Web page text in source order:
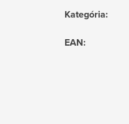
Kategória:
EAN: